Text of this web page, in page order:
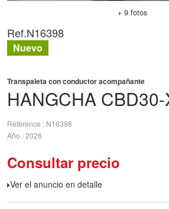
+ 9 fotos
HANGCHA
Transpaleta con conductor acompañante
Référence
N16398
Año 2026
Consultar precio
Ver el anuncio en detalle
Ref.N16398
Nuevo